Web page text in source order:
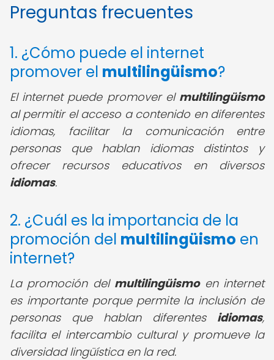
Preguntas frecuentes
1. ¿Cómo puede el internet
promover el multilingüismo?
El internet puede promover el multilingüismo
al permitir el acceso a contenido en diferentes
idiomas, facilitar la comunicación entre
personas que hablan idiomas distintos y
ofrecer recursos educativos en diversos
idiomas.
2. ¿Cuál es la importancia de la
promoción del multilingüismo en
internet?
La promoción del multilingüismoen internet
es importante porque permite la inclusión de
personas que hablan diferentes idiomas,
facilita el intercambio cultural y promueve la
diversidad lingüística en la red.